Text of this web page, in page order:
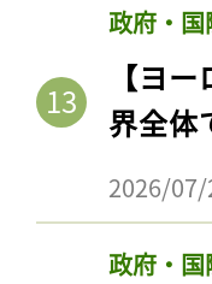
政府・国
【ヨ
界全体
2026/07/
政府・国